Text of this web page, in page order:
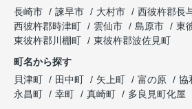
長崎市
諫早市 大村市
西彼杵郡長
西彼杵郡時津町
雲仙市 島原市
東
東彼杵郡川棚町
東彼杵郡波佐見町
町名から探す
貝津町
田中町 矢上町 富の原 協
永昌町
幸町 真崎町
多良見町化屋